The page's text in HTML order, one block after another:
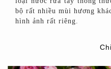
bộ rất nhiều mùi hương
hình ảnh rất riêng.